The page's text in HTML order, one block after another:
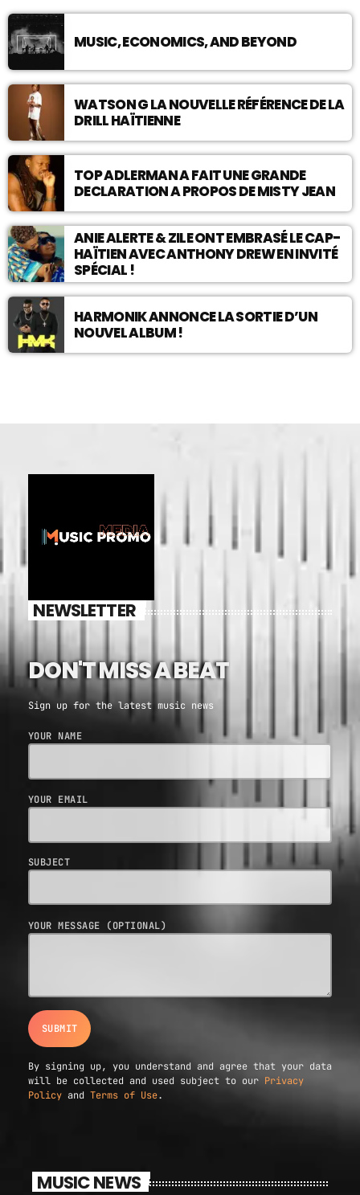
MUSIC, ECONOMICS, AND BEYOND
WATSON G LA NOUVELLE RÉFÉRENCE DE LA
DRILL HAÏTIENNE
TOP ADLERMAN A FAIT UNE GRANDE
DECLARATION A PROPOS DE MISTY JEAN
ANIE ALERTE & ZILE ONT EMBRASÉ LE CAP-
HAÏTIEN AVEC ANTHONY DREW EN INVITÉ
SPÉCIAL !
HARMONIK ANNONCE LA SORTIE D’UN
NOUVEL ALBUM !
NEWSLETTER
DON'T MISS A BEAT
Sign up for the latest music news
YOUR NAME
YOUR EMAIL
SUBJECT
YOUR MESSAGE (OPTIONAL)
By signing up, you understand and agree that your data
will be collected and used subject to our Privacy
Policy and Terms of Use.
MUSIC NEWS